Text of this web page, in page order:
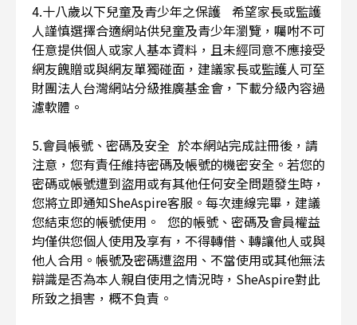
4.十八歲以下兒童及青少年之保護 希望家長或監護
人謹慎選擇合適網站供兒童及青少年瀏覽，囑咐不可
任意提供個人或家人基本資料，且未經同意不應接受
網友餽贈或與網友單獨碰面，建議家長或監護人可至
財團法人台灣網站分級推廣基金會，下載分級內容過
濾軟體。
5.會員帳號、密碼及安全 於本網站完成註冊後，請
注意，您有責任維持密碼及帳號的機密安全。若您的
密碼或帳號遭到盜用或有其他任何安全問題發生時，
您將立即通知SheAspire客服。每次連線完畢，建議
您結束您的帳號使用。 您的帳號、密碼及會員權益
均僅供您個人使用及享有，不得轉借、轉讓他人或與
他人合用。帳號及密碼遭盜用、不當使用或其他無法
辯識是否為本人親自使用之情況時，SheAspire對此
所致之損害，概不負責。